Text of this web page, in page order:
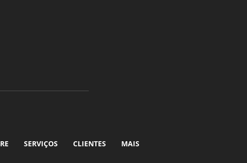
SERVIÇOS CLIENTES MAIS